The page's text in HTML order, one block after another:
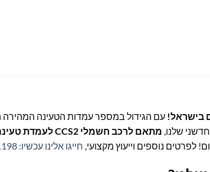
בישראל! עם הגידול במספר עמדות הטעינה המהירה
מתאם לרכב חשמלי CCS2 לעמדת טעינה CCS1
לפרטים נוספים וייעוץ מקצועי, חייגו אלינו עכשיו: 037281198